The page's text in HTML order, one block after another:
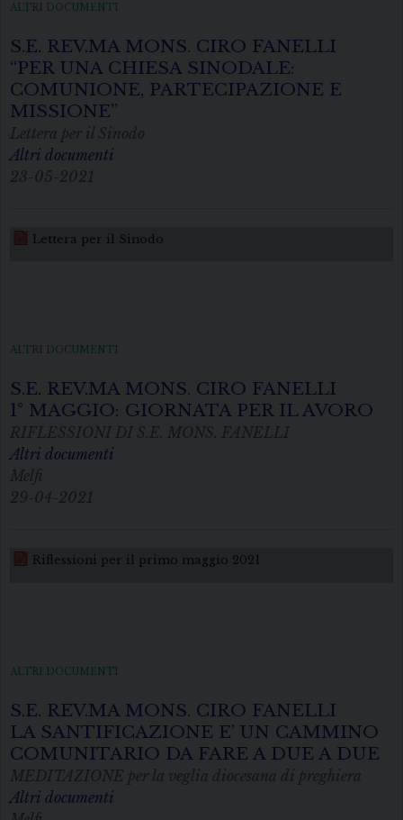
ALTRI DOCUMENTI
S.E. REV.MA MONS. CIRO FANELLI
“PER UNA CHIESA SINODALE:
COMUNIONE, PARTECIPAZIONE E
MISSIONE”
Lettera per il Sinodo
Altri documenti
23-05-2021
Lettera per il Sinodo
ALTRI DOCUMENTI
S.E. REV.MA MONS. CIRO FANELLI
1° MAGGIO: GIORNATA PER IL AVORO
RIFLESSIONI DI S.E. MONS. FANELLI
Altri documenti
Melfi
29-04-2021
Riflessioni per il primo maggio 2021
ALTRI DOCUMENTI
S.E. REV.MA MONS. CIRO FANELLI
LA SANTIFICAZIONE E’ UN CAMMINO
COMUNITARIO DA FARE A DUE A DUE
MEDITAZIONE per la veglia diocesana di preghiera
Altri documenti